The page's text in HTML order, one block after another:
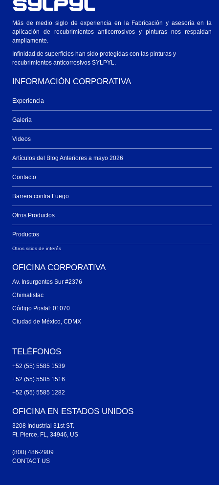
Más de medio siglo de experiencia en la Fabricación y asesoría en la
aplicación de recubrimientos anticorrosivos y pinturas nos respaldan
ampliamente.
Infinidad de superficies han sido protegidas con las pinturas y
recubrimientos anticorrosivos SYLPYL.
INFORMACIÓN CORPORATIVA
Experiencia
Galeria
Videos
Artículos del Blog Anteriores a mayo 2026
Contacto
Barrera contra Fuego
Otros Productos
Productos
Otros sitios de interés
OFICINA CORPORATIVA
Av. Insurgentes Sur #2376
Chimalistac
Código Postal: 01070
Ciudad de México, CDMX
TELÉFONOS
+52 (55) 5585 1539
+52 (55) 5585 1516
+52 (55) 5585 1282
OFICINA EN ESTADOS UNIDOS
3208 Industrial 31st ST.
Ft. Pierce, FL, 34946, US
(800) 486-2909
CONTACT US